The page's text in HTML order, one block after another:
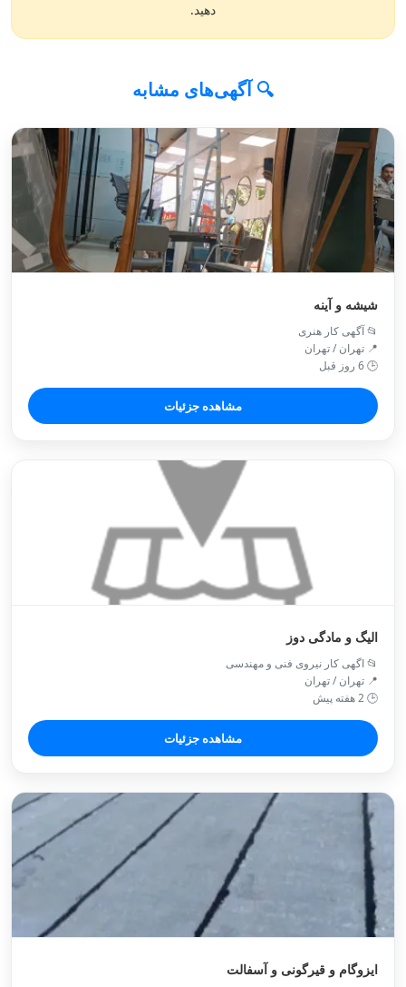
دهید.
🔍 آگهی‌های مشابه
شیشه و آینه
📂 آگهی کار هنری
📍 تهران / تهران
🕒 6 روز قبل
مشاهده جزئیات
الیگ و مادگی دوز
📂 اگهی کار نیروی فنی و مهندسی
📍 تهران / تهران
🕒 2 هفته پیش
مشاهده جزئیات
ایزوگام و قیرگونی و آسفالت